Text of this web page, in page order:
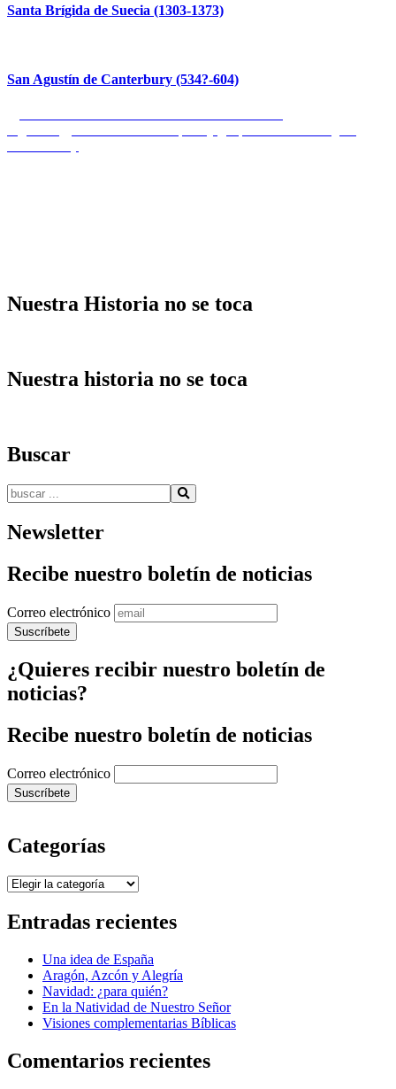
Santa Brígida de Suecia (1303-1373)
San Agustín de Canterbury (534?-604)
Navegación
de
Nuestra Historia no se toca
Nuestra historia no se toca
Buscar
Buscar:
Newsletter
Recibe nuestro boletín de noticias
Correo electrónico
¿Quieres recibir nuestro boletín de
noticias?
Recibe nuestro boletín de noticias
Correo electrónico
Categorías
Categorías
Entradas recientes
Una idea de España
Aragón, Azcón y Alegría
Navidad: ¿para quién?
En la Natividad de Nuestro Señor
Visiones complementarias Bíblicas
Comentarios recientes